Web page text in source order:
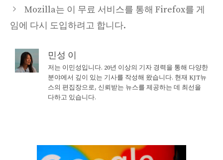
Mozilla는 이 무료 서비스를 통해 Firefox를 게
임에 다시 도입하려고 합니다.
민성 이
저는 이민성입니다. 20년 이상의 기자 경력을 통해 다양한
분야에서 깊이 있는 기사를 작성해 왔습니다. 현재 KJT뉴
스의 편집장으로, 신뢰받는 뉴스를 제공하는 데 최선을
다하고 있습니다.